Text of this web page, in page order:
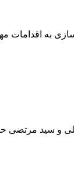
به اقدامات